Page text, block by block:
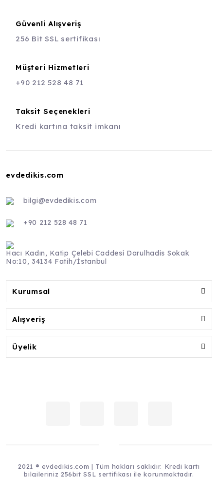
Güvenli Alışveriş
256 Bit SSL sertifikası
Müşteri Hizmetleri
+90 212 528 48 71
Taksit Seçenekleri
Kredi kartına taksit imkanı
evdedikis.com
bilgi@evdedikis.com
+90 212 528 48 71
Hacı Kadın, Katip Çelebi Caddesi Darulhadis Sokak
No:10, 34134 Fatih/İstanbul
Kurumsal
Alışveriş
Üyelik
2021 ® evdedikis.com | Tüm hakları saklıdır. Kredi kartı
bilgileriniz 256bit SSL sertifikası ile korunmaktadır.